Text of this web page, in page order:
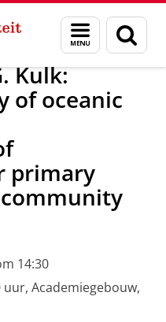
Menu
en
zoeken
Kulk:
of oceanic
primary
14:30
uur, Academiegebouw,